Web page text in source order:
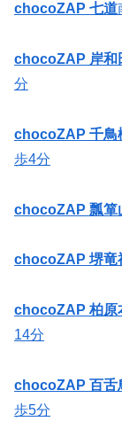
chocoZAP 七道
chocoZAP 岸和
分
chocoZAP 千鳥
歩4分
chocoZAP 瓢箪
chocoZAP 堺竜
chocoZAP 柏原
14分
chocoZAP 百舌
歩5分